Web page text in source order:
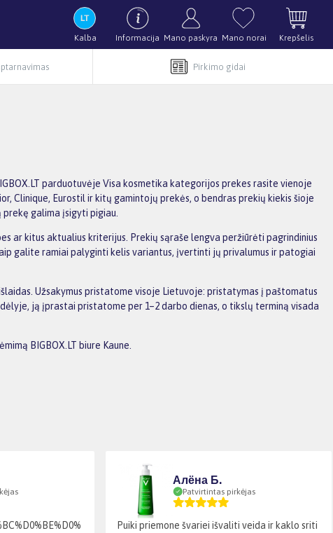
Kalba Informacija Mano paskyra Mano norai Krepšelis
Pirkimo gidai
parduotuvėje Visa kosmetika kategorijos prekes rasite vienoje
Clinique, Eurostil ir kitų gamintojų prekės, o bendras prekių kiekis šioje
galima įsigyti pigiau.
ar kitus aktualius kriterijus. Prekių sąraše lengva peržiūrėti pagrindinius
galite ramiai palyginti kelis variantus, įvertinti jų privalumus ir patogiai
Užsakymus pristatome visoje Lietuvoje: pristatymas į paštomatus
ją įprastai pristatome per 1–2 darbo dienas, o tikslų terminą visada
BIGBOX.LT biure Kaune.
Алёна Б.
Patvirtintas pirkėjas
Puiki priemone švariei išvaliti veida ir kaklo sriti